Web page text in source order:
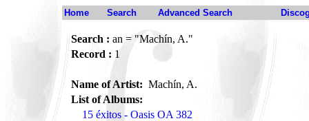
Home Search Advanced Search
Search : an = "Machín, A."
Record : 1
Name of Artist: Machín, A.
List of Albums:
15 éxitos - Oasis OA 382